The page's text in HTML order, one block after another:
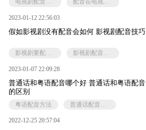
2023-01-12 22:56:03
假如影视剧没有配音会如何 影视剧配音技巧
影视剧要配音的原因 影视剧配音技巧
2023-01-07 22:09:28
普通话和粤语配音哪个好 普通话和粤语配音
的区别
粤语配音方法 普通话配音的方式
2022-12-25 20:57:04